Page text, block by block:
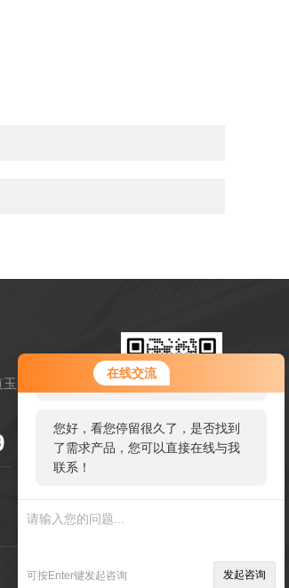
在线交流
您好！欢迎前来咨询，很高兴为您
服务，请问您要咨询什么问题呢？
您好，看您停留很久了，是否找到
了需求产品，您可以直接在线与我
联系！
可按Enter键发起咨询 发起咨询
清社区金马路
扫码微信联系
管理登陆技术支持： 环保在线